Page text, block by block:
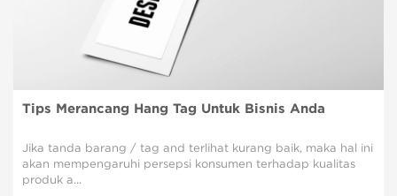
Tips Merancang Hang Tag Untuk Bisnis Anda
Jika tanda barang / tag and terlihat kurang baik, maka hal ini
akan mempengaruhi persepsi konsumen terhadap kualitas
produk a...